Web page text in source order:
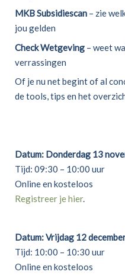
MKB Subsidiescan – zie
jou gelden
Check Wetgeving – weet
verrassingen
Of je nu net begint of al
de tools, tips en het
Datum: Donderdag 13
Tijd: 09:30 – 10:00 uur
Online en kosteloos
Registreer je hier.
Datum: Vrijdag 12
Tijd: 10:00 – 10:30 uur
Online en kosteloos